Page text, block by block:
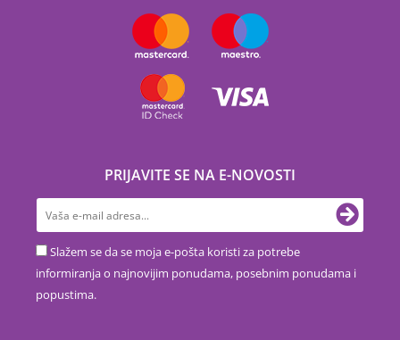
PRIJAVITE SE NA E-NOVOSTI
Slažem se da se moja e-pošta koristi za potrebe
informiranja o najnovijim ponudama, posebnim ponudama i
popustima.